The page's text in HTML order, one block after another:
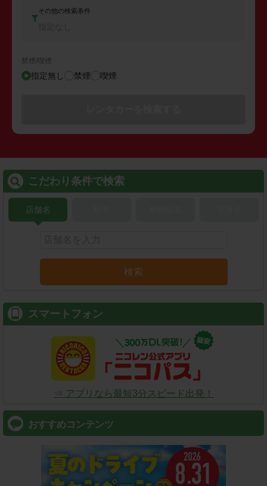
その他の検索条件
禁煙/喫煙
指定無し 禁煙 喫煙
こだわり条件で検索
店舗名
検索
スマートフォン
⇒ アプリなら最短3分スピード出発！
おすすめコンテンツ